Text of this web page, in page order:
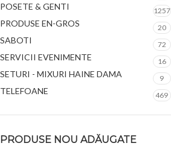
POSETE & GENTI 1257
PRODUSE EN-GROS 20
SABOTI 72
SERVICII EVENIMENTE 16
SETURI - MIXURI HAINE DAMA 9
TELEFOANE 469
PRODUSE NOU ADĂUGATE